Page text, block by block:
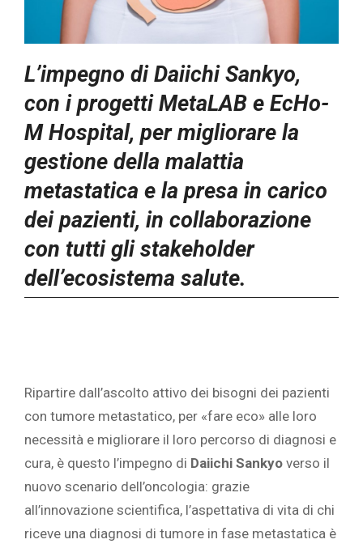
L’impegno di Daiichi Sankyo,
con i progetti MetaLAB e EcHo-
M Hospital, per migliorare la
gestione della malattia
metastatica e la presa in carico
dei pazienti, in collaborazione
con tutti gli stakeholder
dell’ecosistema salute.
Ripartire dall’ascolto attivo dei bisogni dei pazienti
con tumore metastatico, per «fare eco» alle loro
necessità e migliorare il loro percorso di diagnosi e
cura, è questo l’impegno di Daiichi Sankyo verso il
nuovo scenario dell’oncologia: grazie
all’innovazione scientifica, l’aspettativa di vita di chi
riceve una diagnosi di tumore in fase metastatica è